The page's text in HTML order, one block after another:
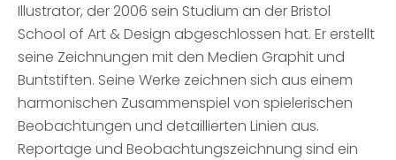
Illustrator, der 2006 sein Studium an der Bristol
School of Art & Design abgeschlossen hat. Er erstellt
seine Zeichnungen mit den Medien Graphit und
Buntstiften. Seine Werke zeichnen sich aus einem
harmonischen Zusammenspiel von spielerischen
Beobachtungen und detaillierten Linien aus.
Reportage und Beobachtungszeichnung sind ein